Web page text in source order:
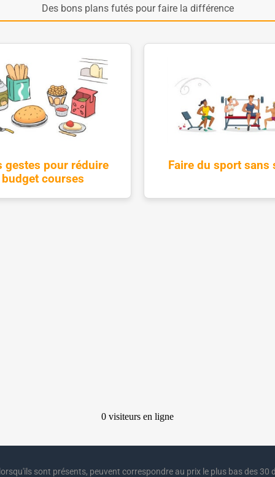
Des bons plans futés pour faire la différence
gestes pour réduire
courses
Faire du sport sans
sont présents, peuvent correspondre au prix le plus bas des 30